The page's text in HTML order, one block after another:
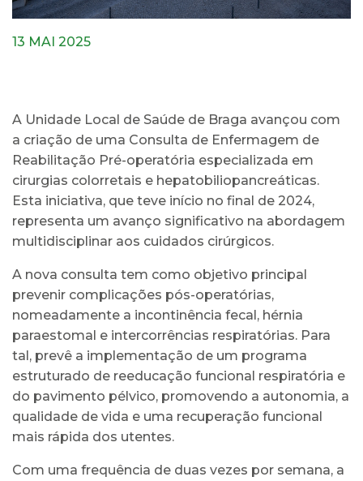
13 MAI 2025
A Unidade Local de Saúde de Braga avançou com
a criação de uma Consulta de Enfermagem de
Reabilitação Pré-operatória especializada em
cirurgias colorretais e hepatobiliopancreáticas.
Esta iniciativa, que teve início no final de 2024,
representa um avanço significativo na abordagem
multidisciplinar aos cuidados cirúrgicos.
A nova consulta tem como objetivo principal
prevenir complicações pós-operatórias,
nomeadamente a incontinência fecal, hérnia
paraestomal e intercorrências respiratórias. Para
tal, prevê a implementação de um programa
estruturado de reeducação funcional respiratória e
do pavimento pélvico, promovendo a autonomia, a
qualidade de vida e uma recuperação funcional
mais rápida dos utentes.
Com uma frequência de duas vezes por semana, a